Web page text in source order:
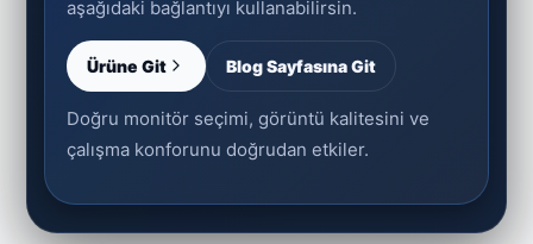
aşağıdaki bağlantıyı kullanabilirsin.
Ürüne Git Blog Sayfasına Git
Doğru monitör seçimi, görüntü kalitesini ve
çalışma konforunu doğrudan etkiler.